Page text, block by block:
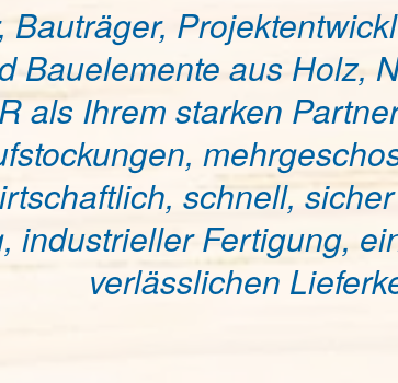
Bauträger,
Bauelemente aus Holz,
als Ihrem starken
schnell,
industrieller Fertigung,
verlässlichen